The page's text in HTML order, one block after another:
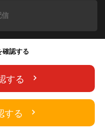
信
確認する
する
する